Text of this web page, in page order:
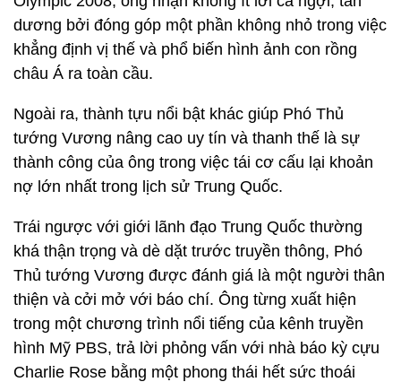
dương bởi đóng góp một phần không nhỏ trong việc
khẳng định vị thế và phổ biến hình ảnh con rồng
châu Á ra toàn cầu.
Ngoài ra, thành tựu nổi bật khác giúp Phó Thủ
tướng Vương nâng cao uy tín và thanh thế là sự
thành công của ông trong việc tái cơ cấu lại khoản
nợ lớn nhất trong lịch sử Trung Quốc.
Trái ngược với giới lãnh đạo Trung Quốc thường
khá thận trọng và dè dặt trước truyền thông, Phó
Thủ tướng Vương được đánh giá là một người thân
thiện và cởi mở với báo chí. Ông từng xuất hiện
trong một chương trình nổi tiếng của kênh truyền
hình Mỹ PBS, trả lời phỏng vấn với nhà báo kỳ cựu
Charlie Rose bằng một phong thái hết sức thoái